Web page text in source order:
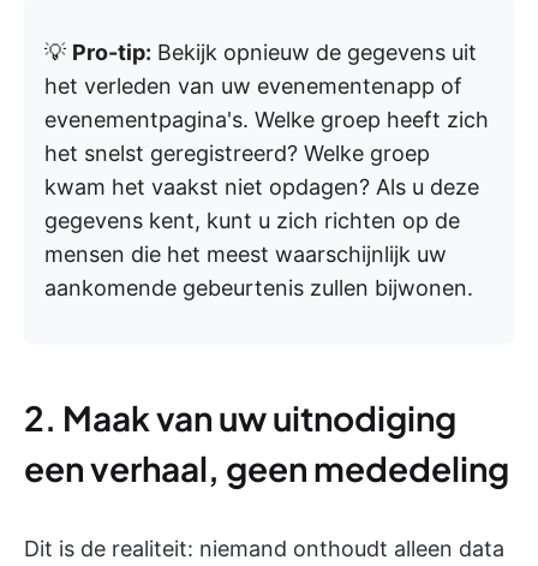
💡 Pro-tip: Bekijk opnieuw de gegevens uit
het verleden van uw evenementenapp of
evenementpagina's. Welke groep heeft zich
het snelst geregistreerd? Welke groep
kwam het vaakst niet opdagen? Als u deze
gegevens kent, kunt u zich richten op de
mensen die het meest waarschijnlijk uw
aankomende gebeurtenis zullen bijwonen.
2. Maak van uw uitnodiging
een verhaal, geen mededeling
Dit is de realiteit: niemand onthoudt alleen data